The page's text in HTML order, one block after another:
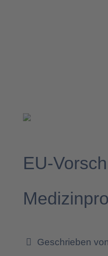
EU-
Geschrieben